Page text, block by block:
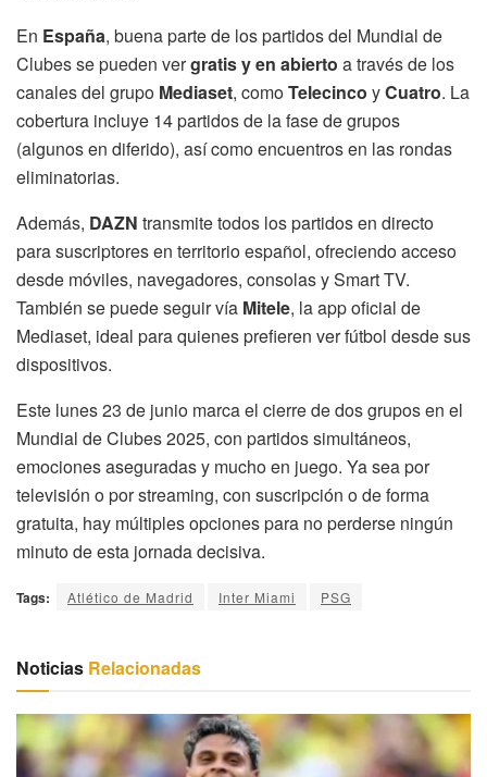
En España, buena parte de los partidos del Mundial de
Clubes se pueden vergratis y en abierto a través de los
canales del grupo Mediaset, comoTelecinco yCuatro. La
cobertura incluye 14 partidos de la fase de grupos
(algunos en diferido), así como encuentros en las rondas
eliminatorias.
Además, DAZN transmite todos los partidos en directo
para suscriptores en territorio español, ofreciendo acceso
desde móviles, navegadores, consolas y Smart TV.
También se puede seguir vía Mitele, la app oficial de
Mediaset, ideal para quienes prefieren ver fútbol desde sus
dispositivos.
Este lunes 23 de junio marca el cierre de dos grupos en el
Mundial de Clubes 2025, con partidos simultáneos,
emociones aseguradas y mucho en juego. Ya sea por
televisión o por streaming, con suscripción o de forma
gratuita, hay múltiples opciones para no perderse ningún
minuto de esta jornada decisiva.
Tags: Atlético de Madrid Inter Miami PSG
Noticias Relacionadas